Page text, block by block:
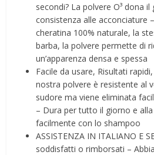
secondi? La polvere O³ dona
consistenza alle acconciature
cheratina 100% naturale, la
barba, la polvere permette di
un’apparenza densa e spessa
Facile da usare, Risultati
nostra polvere è resistente al
sudore ma viene eliminata
– Dura per tutto il giorno e
facilmente con lo shampoo
ASSISTENZA IN ITALIANO E
soddisfatti o rimborsati –